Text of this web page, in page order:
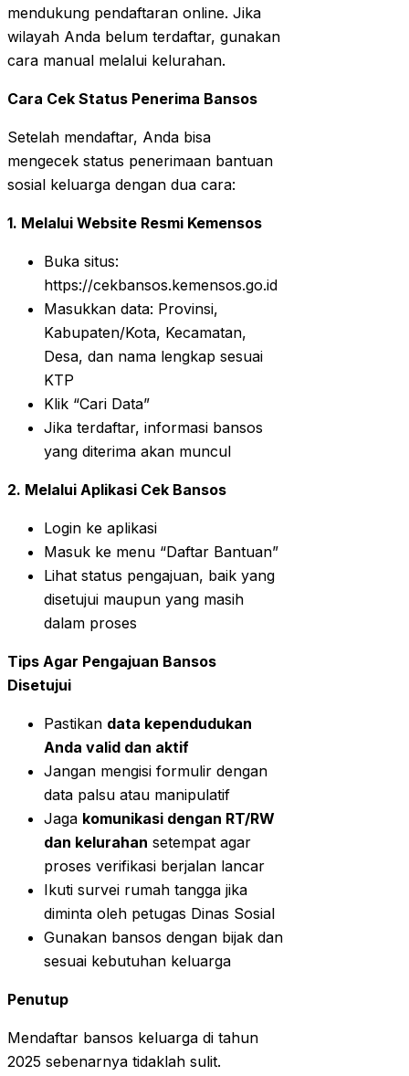
mendukung pendaftaran online. Jika
wilayah Anda belum terdaftar, gunakan
cara manual melalui kelurahan.
Cara Cek Status Penerima Bansos
Setelah mendaftar, Anda bisa
mengecek status penerimaan bantuan
sosial keluarga dengan dua cara:
1. Melalui Website Resmi Kemensos
Buka situs:
https://cekbansos.kemensos.go.id
Masukkan data: Provinsi,
Kabupaten/Kota, Kecamatan,
Desa, dan nama lengkap sesuai
KTP
Klik “Cari Data”
Jika terdaftar, informasi bansos
yang diterima akan muncul
2. Melalui Aplikasi Cek Bansos
Login ke aplikasi
Masuk ke menu “Daftar Bantuan”
Lihat status pengajuan, baik yang
disetujui maupun yang masih
dalam proses
Tips Agar Pengajuan Bansos
Disetujui
Pastikan data kependudukan
Anda valid dan aktif
Jangan mengisi formulir dengan
data palsu atau manipulatif
Jaga komunikasi dengan RT/RW
dan kelurahan setempat agar
proses verifikasi berjalan lancar
Ikuti survei rumah tangga jika
diminta oleh petugas Dinas Sosial
Gunakan bansos dengan bijak dan
sesuai kebutuhan keluarga
Penutup
Mendaftar bansos keluarga di tahun
2025 sebenarnya tidaklah sulit.